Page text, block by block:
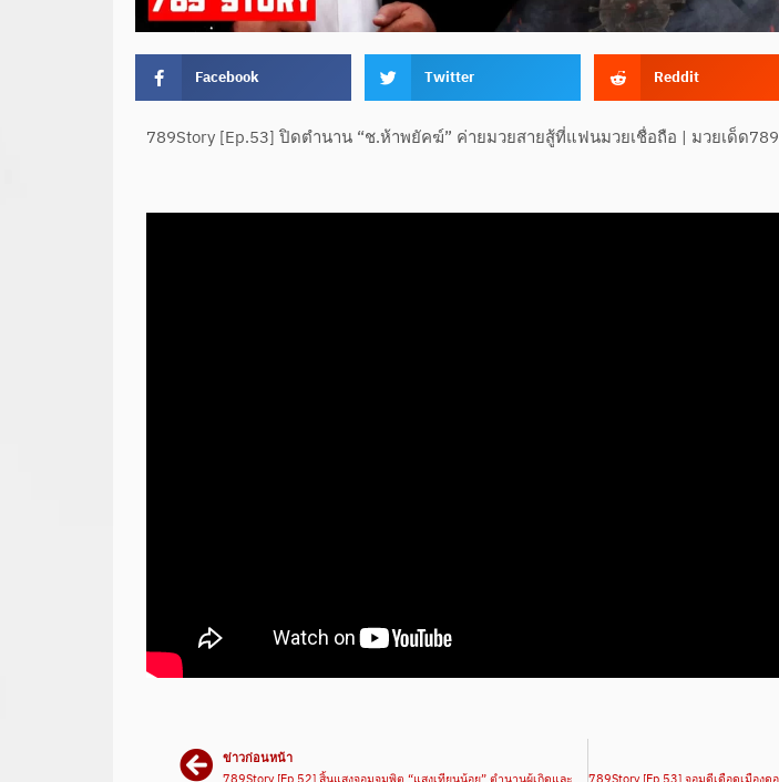
Facebook Twitter Reddit
789Story [Ep.53] ปิดตำนาน “ช.ห้าพยัคฆ์” ค่ายมวยสายสู้ที่แฟนมวยเชื่อถือ | มวยเด็ด789
ข่าวก่อนหน้า